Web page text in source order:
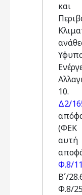
10.
Δ2/
(ΦΕΚ
αυτή
Φ.8/
Β΄/
Φ.8/